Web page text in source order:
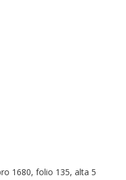
1680, folio 135, alta 5